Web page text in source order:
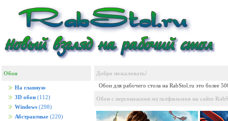
Обои
На главную
3D обои (112)
Windows (298)
Абстрактные (220)
Добро пожаловать!
Обои для рабочего стола на RabStol.ru это более
Обои с персонажами мультфильмов на сайте